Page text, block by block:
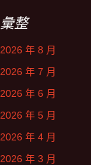
彙整
2026 年 8 月
2026 年 7 月
2026 年 6 月
2026 年 5 月
2026 年 4 月
2026 年 3 月